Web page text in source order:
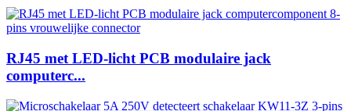
RJ45 met LED-licht PCB modulaire jack
computerc...